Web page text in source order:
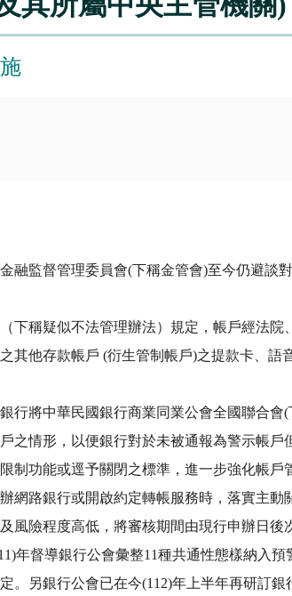
融監督管理委員會(下稱金管會)至今仍避談
下稱疑似不法管理辦法）規定，帳戶經法
其他存款帳戶 (衍生管制帳戶)之提款卡、
行將中華民國銀行商業同業公會全國聯合
之情形，以便銀行對於未被通報為警示帳
制功能或逕予關閉之標準，進一步強化帳戶
網路銀行或開啟約定轉帳服務時，落實主
風險程度高低，將審核期間由現行申辦日後
年督導銀行公會彙整11種共通性態樣納入
另銀行公會已在今(112)年上半年再研訂